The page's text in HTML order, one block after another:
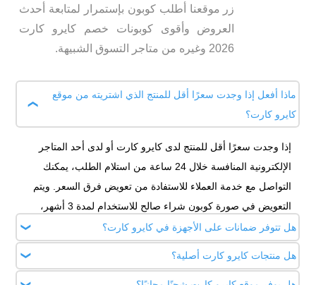
زر موقعنا أطلب كوبون بإستمرار لمتابعة أحدث
العروض وأقوى كوبونات خصم كايرو كارت
2026 وغيره من متاجر التسوق الشبيهة.
ماذا أفعل إذا وجدت سعرًا أقل للمنتج الذي اشتريته من موقع
كايرو كارت؟
إذا وجدت سعرًا أقل للمنتج لدى كايرو كارت أو لدى أحد المتاجر
الإلكترونية المنافسة خلال 24 ساعة من استلام الطلب، يمكنك
التواصل مع خدمة العملاء للاستفادة من تعويض فرق السعر. ويتم
التعويض في صورة كوبون شراء صالح للاستخدام لمدة 3 أشهر،
وفقًا لشروط وأحكام سياسة مطابقة الأسعار.
هل تتوفر ضمانات على الأجهزة في كايرو كارت؟
نعم، تأتي الأجهزة الكهربائية والإلكترونية بضمان رسمي من الوكيل
المعتمد داخل مصر، كما أن المتجر يقدم عام ضمان إضافي لمدة
هل منتجات كايرو كارت أصلية؟